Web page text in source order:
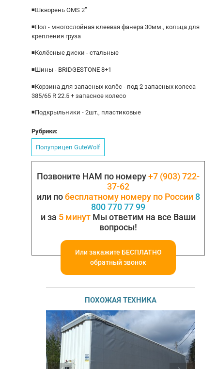
◾Шкворень ОМS 2’’
◾Пол - многослойная клеевая фанера 30мм., кольца для
крепления груза
◾Колёсные диски - стальные
◾Шины - ВRIDGЕSТОNЕ 8+1
◾Корзина для запасных колёс - под 2 запасных колеса
385/65 R 22.5 + запасное колесо
◾Подкрыльники - 2шт., пластиковые
Рубрики:
Полуприцеп GuteWolf
Позвоните НАМ по номеру+7 (903) 722-
37-62
или побесплатному номеру по России 8
800 770 77 99
и за 5 минут Мы ответим на все Ваши
вопросы!
Или закажите БЕСПЛАТНО
обратный звонок
ПОХОЖАЯ ТЕХНИКА